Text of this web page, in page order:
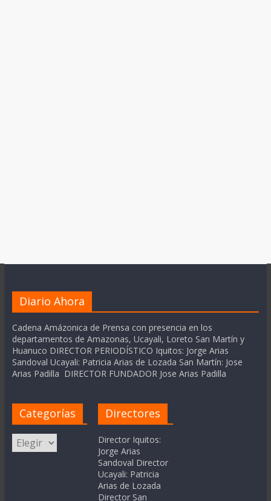
Diario Ahora
Cadena Amázonica de Prensa con presencia en los
departamentos de Amazonas, Ucayali, Loreto San Martín y
Huanuco DIRECTOR PERIODÍSTICO Iquitos: Jorge Arias
Sandoval Ucayali: Patricia Arias de Lozada San Martín: Jose
Arias Padilla DIRECTOR FUNDADOR Jose Arias Padilla
Categorías
Categorías
Directores
Director Iquitos:
Jorge Arias
Sandoval Director
Ucayali: Patricia
Arias de Lozada
Director San